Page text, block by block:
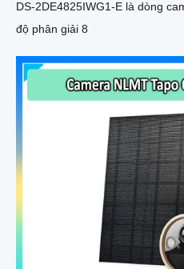
DS-2DE4825IWG1-E là dòng
độ phân giải 8